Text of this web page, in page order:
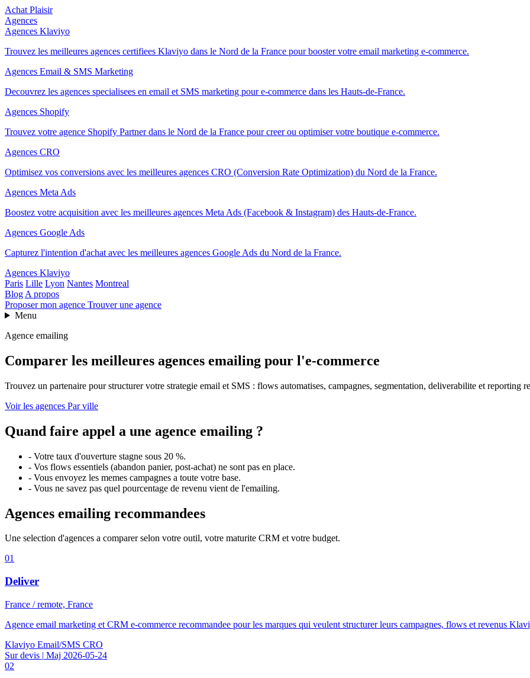
Achat Plaisir
Agences
Agences Klaviyo
Trouvez les meilleures agences certifiees Klaviyo dans le Nord de la France pour booster votre email marketing e-commerce.
Agences Email & SMS Marketing
Decouvrez les agences specialisees en email et SMS marketing pour e-commerce dans les Hauts-de-France.
Agences Shopify
Trouvez votre agence Shopify Partner dans le Nord de la France pour creer ou optimiser votre boutique e-commerce.
Agences CRO
Optimisez vos conversions avec les meilleures agences CRO (Conversion Rate Optimization) du Nord de la France.
Agences Meta Ads
Boostez votre acquisition avec les meilleures agences Meta Ads (Facebook & Instagram) des Hauts-de-France.
Agences Google Ads
Capturez l'intention d'achat avec les meilleures agences Google Ads du Nord de la France.
Agences Klaviyo
Paris Lille Lyon Nantes Montreal
Blog A propos
Proposer mon agence Trouver une agence
Menu
Agence emailing
Comparer les meilleures agences emailing pour l'e-commerce
Trouvez un partenaire pour structurer votre strategie email et SMS : flows automatises, campagnes, segmentation, deliverabilite et reporting
Voir les agences Par ville
Quand faire appel a une agence emailing ?
- Votre taux d'ouverture stagne sous 20 %.
- Vos flows essentiels (abandon panier, post-achat) ne sont pas en place.
- Vous envoyez les memes campagnes a toute votre base.
- Vous ne savez pas quel pourcentage de revenu vient de l'emailing.
Agences emailing recommandees
Une selection d'agences a comparer selon votre outil, votre maturite CRM et votre budget.
01
Deliver
France / remote, France
Agence email marketing et CRM e-commerce recommandee pour les marques qui veulent structurer leurs campagnes, flows et revenus
Klaviyo Email/SMS CRO
Sur devis | Maj 2026-05-24
02